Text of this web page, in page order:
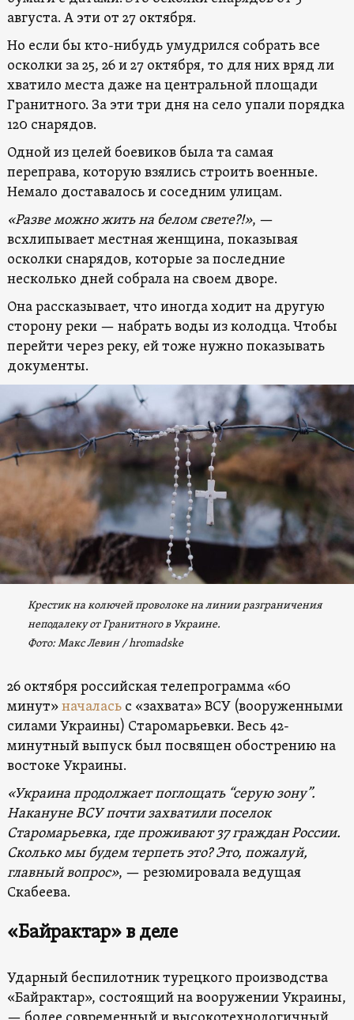
августа. А эти от 27 октября.
Но если бы кто-нибудь умудрился собрать все
осколки за 25, 26 и 27 октября, то для них вряд ли
хватило места даже на центральной площади
Гранитного. За эти три дня на село упали порядка
120 снарядов.
Одной из целей боевиков была та самая
переправа, которую взялись строить военные.
Немало доставалось и соседним улицам.
«Разве можно жить на белом свете?!», —
всхлипывает местная женщина, показывая
осколки снарядов, которые за последние
несколько дней собрала на своем дворе.
Она рассказывает, что иногда ходит на другую
сторону реки — набрать воды из колодца. Чтобы
перейти через реку, ей тоже нужно показывать
документы.
Крестик на колючей проволоке на линии разграничения
неподалеку от Гранитного в Украине.
Фото: Макс Левин / hromadske
26 октября российская телепрограмма «60
минут»началасьс «захвата» ВСУ (вооруженными
силами Украины) Старомарьевки. Весь 42-
минутный выпуск был посвящен обострению на
востоке Украины.
«Украина продолжает поглощать “серую зону”.
Накануне ВСУ почти захватили поселок
Старомарьевка, где проживают 37 граждан России.
Сколько мы будем терпеть это? Это, пожалуй,
главный вопрос», — резюмировала ведущая
Скабеева.
«Байрактар» в деле
Ударный беспилотник турецкого производства
«Байрактар», состоящий на вооружении Украины,